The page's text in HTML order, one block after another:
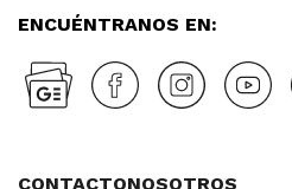
ENCUÉNTRANOS EN:
CONTACTONOSOTROS